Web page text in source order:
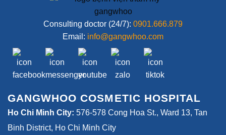
Consulting doctor (24/7): 0901.666.879
Email: info@gangwhoo.com
GANGWHOO COSMETIC HOSPITAL
Ho Chi Minh City: 576-578 Cong Hoa St., Ward 13, Tan
Binh District, Ho Chi Minh City